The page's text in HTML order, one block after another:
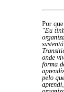
Por
"Eu
onde
forma
pelo